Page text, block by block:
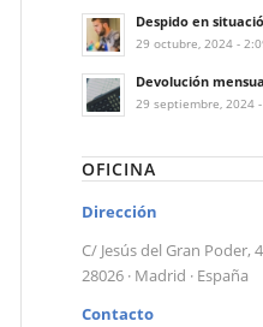
Despido en
29 octubre, 2024 -
Devolución
29 septiembre, 2024
OFICINA
Dirección
C/ Jesús del Gran Poder,
28026 · Madrid · España
Contacto